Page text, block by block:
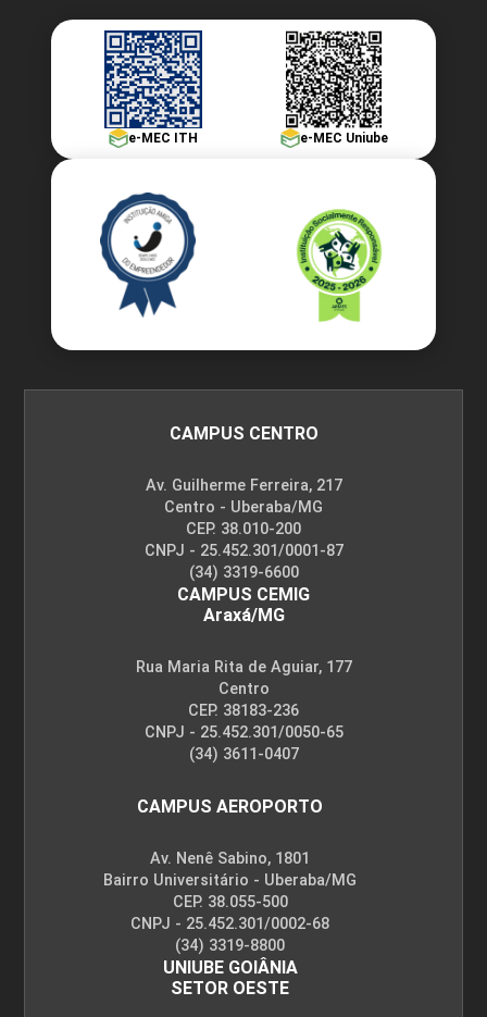
FUNDAMENTOS DO COMÉRCIO EXTERIOR
GESTÃO DA PRODUÇÃO
48
GESTÃO DE MATERIAIS
GESTÃO DE PESSOAS NAS
ORGANIZAÇÕES
72
e-MEC ITH e-MEC Uniube
CAMPUS CENTRO
Av. Guilherme Ferreira, 217
Centro - Uberaba/MG
CEP. 38.010-200
CNPJ - 25.452.301/0001-87
(34) 3319-6600
CAMPUS CEMIG
Araxá/MG
Rua Maria Rita de Aguiar, 177
Centro
CEP. 38183-236
CNPJ - 25.452.301/0050-65
(34) 3611-0407
CAMPUS AEROPORTO
Av. Nenê Sabino, 1801
Bairro Universitário - Uberaba/MG
CEP. 38.055-500
CNPJ - 25.452.301/0002-68
(34) 3319-8800
UNIUBE GOIÂNIA
SETOR OESTE